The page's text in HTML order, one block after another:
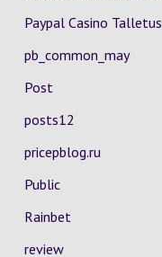
Paypal Casino Talletus
pb_common_may
Post
posts12
pricepblog.ru
Public
Rainbet
review